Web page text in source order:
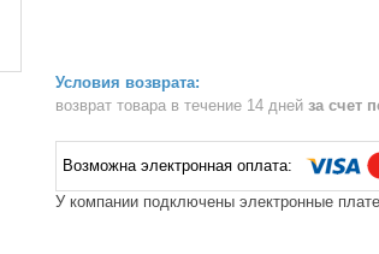
возврат товара в течение 14 дней за счет
У компании подключены электронные